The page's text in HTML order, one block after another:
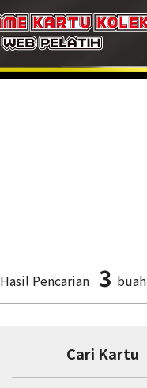
Hasil Pencarian 3 buah
Cari Kartu